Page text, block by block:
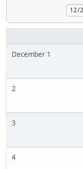
December 1
2
3
4